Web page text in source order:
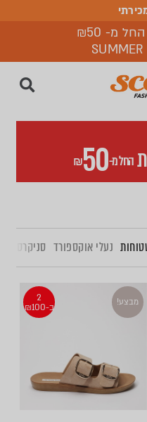
החל מ-50
₪
נעלי אוקספורד סניקרס
2
ב-₪100
מבצע!